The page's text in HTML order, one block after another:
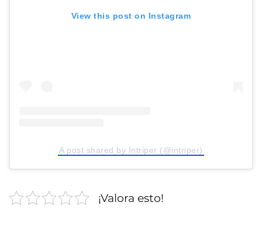
View this post on Instagram
A post shared by Intriper (@intriper)
¡Valora esto!